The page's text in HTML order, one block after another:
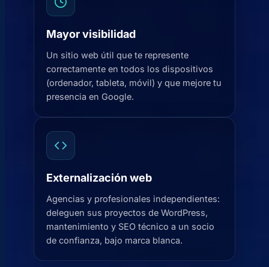
Mayor visibilidad
Un sitio web útil que te represente
correctamente en todos los dispositivos
(ordenador, tableta, móvil) y que mejore tu
presencia en Google.
Externalización web
Agencias y profesionales independientes:
deleguen sus proyectos de WordPress,
mantenimiento y SEO técnico a un socio
de confianza, bajo marca blanca.